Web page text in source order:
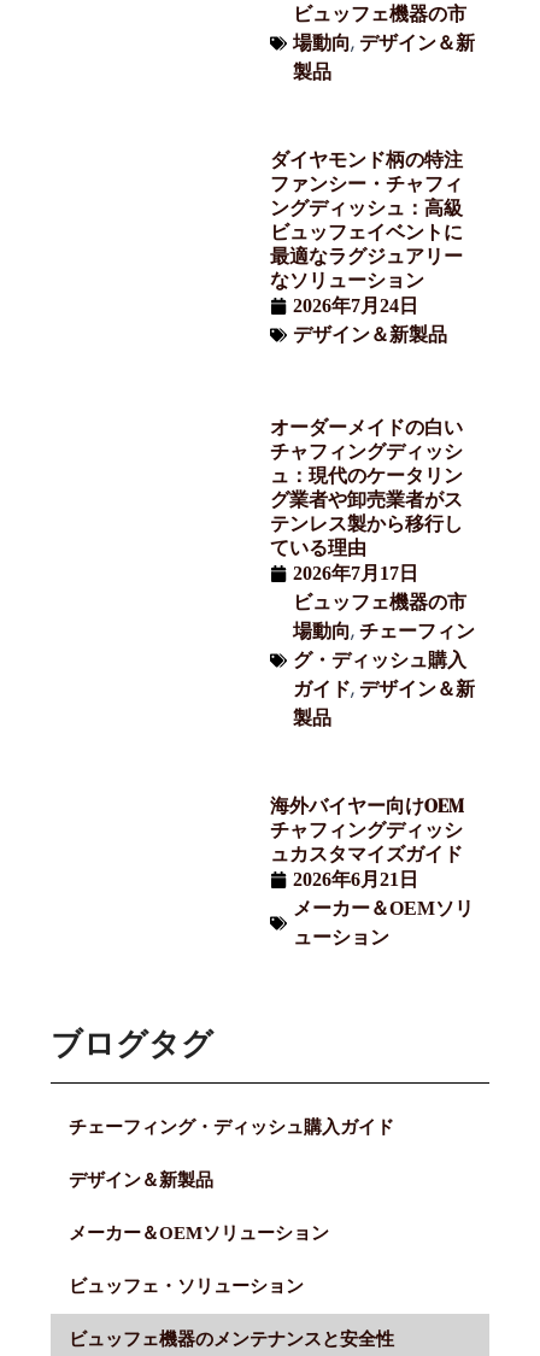
ビュッフェ機器の市
場動向, デザイン＆新
製品
ダイヤモンド柄の特注
ファンシー・チャフィ
ングディッシュ：高級
ビュッフェイベントに
最適なラグジュアリー
なソリューション
2026年7月24日
デザイン＆新製品
オーダーメイドの白い
チャフィングディッシ
ュ：現代のケータリン
グ業者や卸売業者がス
テンレス製から移行し
ている理由
2026年7月17日
ビュッフェ機器の市
場動向, チェーフィン
グ・ディッシュ購入
ガイド, デザイン＆新
製品
海外バイヤー向けOEM
チャフィングディッシ
ュカスタマイズガイド
2026年6月21日
メーカー＆OEMソリ
ューション
ブログタグ
チェーフィング・ディッシュ購入ガイド
デザイン＆新製品
メーカー＆OEMソリューション
ビュッフェ・ソリューション
ビュッフェ機器のメンテナンスと安全性